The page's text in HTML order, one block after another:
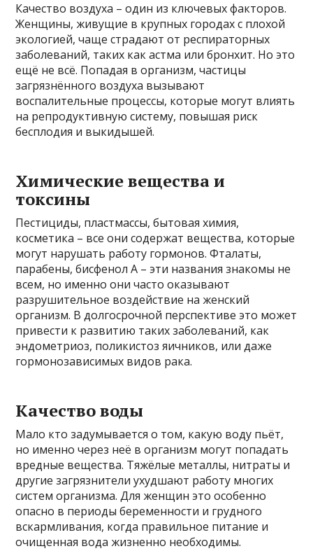
Качество воздуха – один из ключевых факторов.
Женщины, живущие в крупных городах с плохой
экологией, чаще страдают от респираторных
заболеваний, таких как астма или бронхит. Но это
ещё не всё. Попадая в организм, частицы
загрязнённого воздуха вызывают
воспалительные процессы, которые могут влиять
на репродуктивную систему, повышая риск
бесплодия и выкидышей.
Химические вещества и
токсины
Пестициды, пластмассы, бытовая химия,
косметика – все они содержат вещества, которые
могут нарушать работу гормонов. Фталаты,
парабены, бисфенол А – эти названия знакомы не
всем, но именно они часто оказывают
разрушительное воздействие на женский
организм. В долгосрочной перспективе это может
привести к развитию таких заболеваний, как
эндометриоз, поликистоз яичников, или даже
гормонозависимых видов рака.
Качество воды
Мало кто задумывается о том, какую воду пьёт,
но именно через неё в организм могут попадать
вредные вещества. Тяжёлые металлы, нитраты и
другие загрязнители ухудшают работу многих
систем организма. Для женщин это особенно
опасно в периоды беременности и грудного
вскармливания, когда правильное питание и
очищенная вода жизненно необходимы.